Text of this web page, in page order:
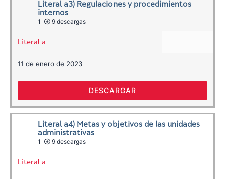
Literal a3) Regulaciones y procedimientos
internos
1
9 descargas
Literal a
11 de enero de 2023
DESCARGAR
Literal a4) Metas y objetivos de las unidades
administrativas
1
9 descargas
Literal a